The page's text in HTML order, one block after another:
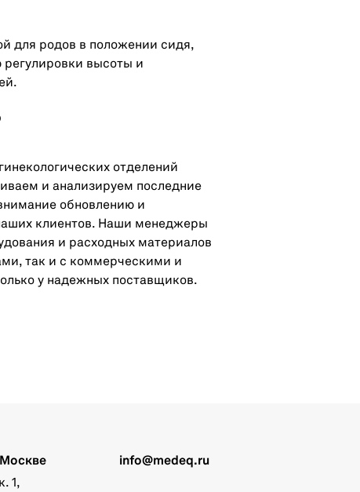
для родов в положении сидя,
регулировки высоты и
отделений
и анализируем последние
обновлению и
клиентов. Наши менеджеры
и расходных материалов
так и с коммерческими и
у надежных поставщиков.
info@medeq.ru
1,